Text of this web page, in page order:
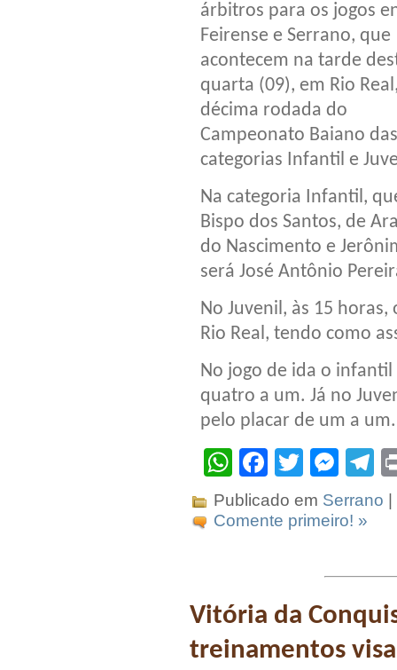
árbitros para os jogos
Feirense e Serrano, que
acontecem na tarde
quarta (09), em Rio
décima rodada do
Campeonato Baiano das
categorias Infantil e
Na categoria Infantil,
Bispo dos Santos, de
do Nascimento e
será José Antônio
No Juvenil, às 15
Rio Real, tendo como
No jogo de ida o
quatro a um. Já no
pelo placar de um a um.
WhatsApp
Facebook
Twitter
Publicado em Serrano
Comente primeiro! »
Vitória da
treinamentos